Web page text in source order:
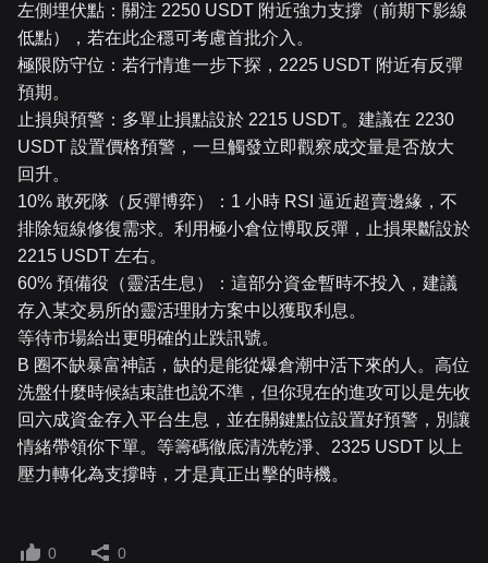
左側埋伏點：關注 2250 USDT 附近強力支撐（前期下影線
低點），若在此企穩可考慮首批介入。
極限防守位：若行情進一步下探，2225 USDT 附近有反彈
預期。
止損與預警：多單止損點設於 2215 USDT。建議在 2230
USDT 設置價格預警，一旦觸發立即觀察成交量是否放大
回升。
10% 敢死隊（反彈博弈）：1 小時 RSI 逼近超賣邊緣，不
排除短線修復需求。利用極小倉位博取反彈，止損果斷設於
2215 USDT 左右。
60% 預備役（靈活生息）：這部分資金暫時不投入，建議
存入某交易所的靈活理財方案中以獲取利息。
等待市場給出更明確的止跌訊號。
B 圈不缺暴富神話，缺的是能從爆倉潮中活下來的人。高位
洗盤什麼時候結束誰也說不準，但你現在的進攻可以是先收
回六成資金存入平台生息，並在關鍵點位設置好預警，別讓
情緒帶領你下單。等籌碼徹底清洗乾淨、2325 USDT 以上
壓力轉化為支撐時，才是真正出擊的時機。
0 0